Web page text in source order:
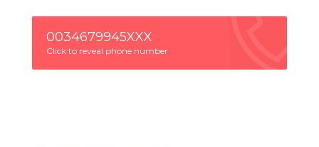
0034679945XXX
Click to reveal phone number